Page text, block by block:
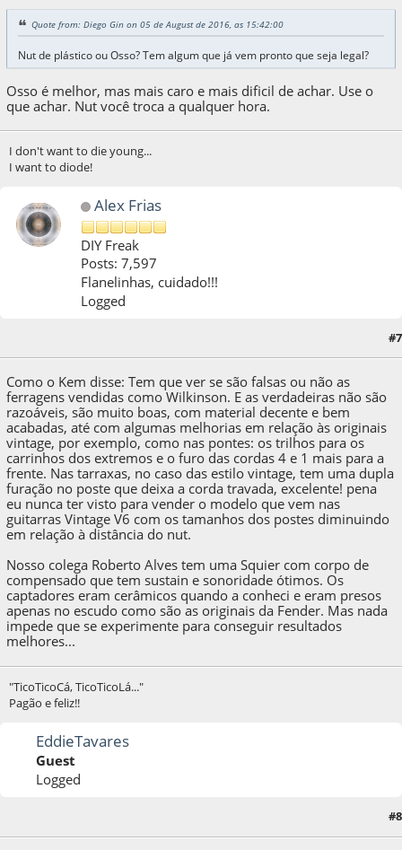
Quote from: Diego Gin on 05 de August de 2016, as 15:42:00
Nut de plástico ou Osso? Tem algum que já vem pronto que seja legal?
Osso é melhor, mas mais caro e mais dificil de achar. Use o
que achar. Nut você troca a qualquer hora.
I don't want to die young...
I want to diode!
Alex Frias
DIY Freak
Posts: 7,597
Flanelinhas, cuidado!!!
Logged
#7
Como o Kem disse: Tem que ver se são falsas ou não as
ferragens vendidas como Wilkinson. E as verdadeiras não são
razoáveis, são muito boas, com material decente e bem
acabadas, até com algumas melhorias em relação às originais
vintage, por exemplo, como nas pontes: os trilhos para os
carrinhos dos extremos e o furo das cordas 4 e 1 mais para a
frente. Nas tarraxas, no caso das estilo vintage, tem uma dupla
furação no poste que deixa a corda travada, excelente! pena
eu nunca ter visto para vender o modelo que vem nas
guitarras Vintage V6 com os tamanhos dos postes diminuindo
em relação à distância do nut.
Nosso colega Roberto Alves tem uma Squier com corpo de
compensado que tem sustain e sonoridade ótimos. Os
captadores eram cerâmicos quando a conheci e eram presos
apenas no escudo como são as originais da Fender. Mas nada
impede que se experimente para conseguir resultados
melhores...
"TicoTicoCá, TicoTicoLá..."
Pagão e feliz!!
EddieTavares
Guest
Logged
: 06 de August de 2016, as 01:04:15 by#8